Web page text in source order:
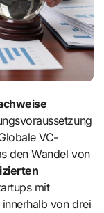
VC-
den Wandel von
mit
von drei